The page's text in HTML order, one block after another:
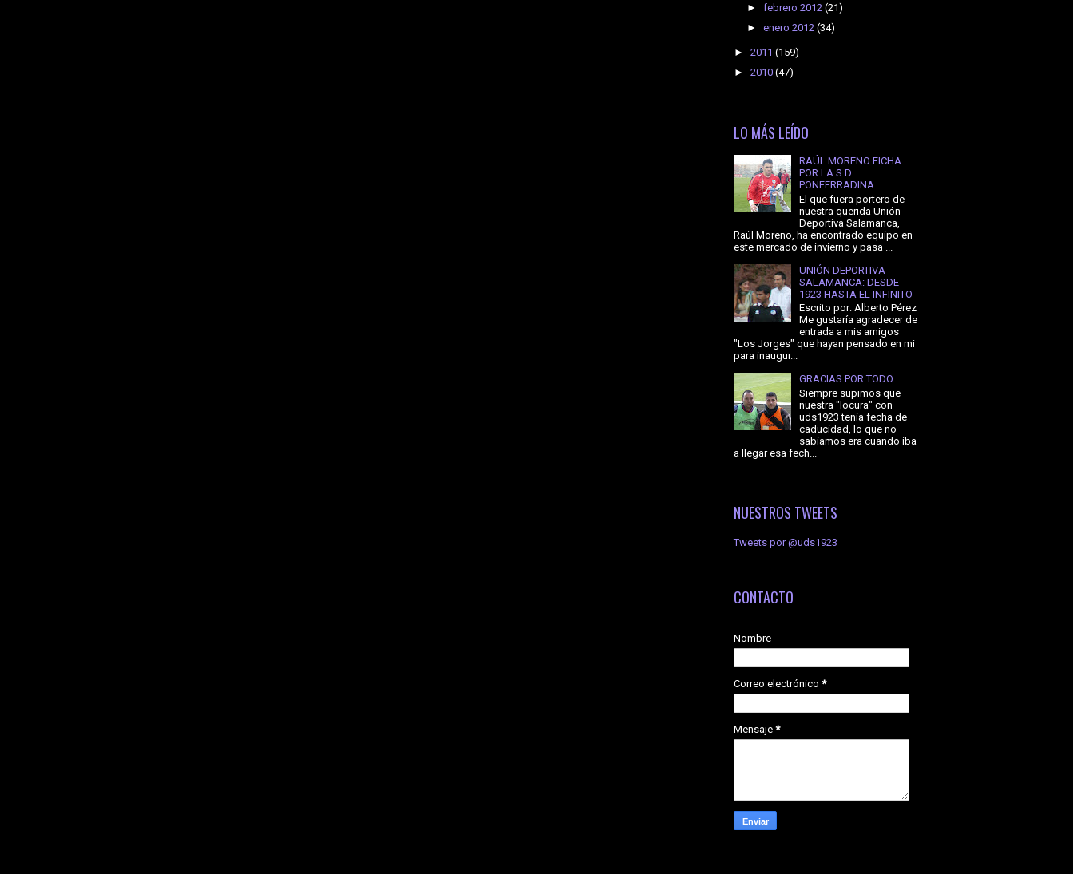
► febrero 2012 (21)
► enero 2012 (34)
► 2011 (159)
► 2010 (47)
LO MÁS LEÍDO
RAÚL MORENO FICHA
POR LA S.D.
PONFERRADINA
El que fuera portero de
nuestra querida Unión
Deportiva Salamanca,
Raúl Moreno, ha encontrado equipo en
este mercado de invierno y pasa ...
UNIÓN DEPORTIVA
SALAMANCA: DESDE
1923 HASTA EL INFINITO
Escrito por: Alberto Pérez
Me gustaría agradecer de
entrada a mis amigos
"Los Jorges" que hayan pensado en mi
para inaugur...
GRACIAS POR TODO
Siempre supimos que
nuestra "locura" con
uds1923 tenía fecha de
caducidad, lo que no
sabíamos era cuando iba
a llegar esa fech...
NUESTROS TWEETS
Tweets por @uds1923
CONTACTO
Nombre
Correo electrónico *
Mensaje *